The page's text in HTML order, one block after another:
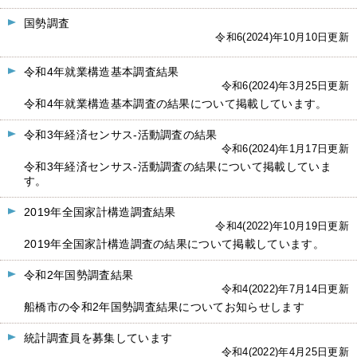
国勢調査
令和6(2024)年10月10日更新
令和4年就業構造基本調査結果
令和6(2024)年3月25日更新
令和4年就業構造基本調査の結果について掲載しています。
令和3年経済センサス-活動調査の結果
令和6(2024)年1月17日更新
令和3年経済センサス-活動調査の結果について掲載していま
す。
2019年全国家計構造調査結果
令和4(2022)年10月19日更新
2019年全国家計構造調査の結果について掲載しています。
令和2年国勢調査結果
令和4(2022)年7月14日更新
船橋市の令和2年国勢調査結果についてお知らせします
統計調査員を募集しています
令和4(2022)年4月25日更新